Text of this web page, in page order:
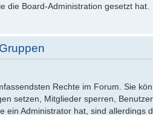
die Board-Administration gesetzt hat.
Rechte im Forum. Sie
setzen, Mitglieder sperren,
ein Administrator hat, sind allerdings